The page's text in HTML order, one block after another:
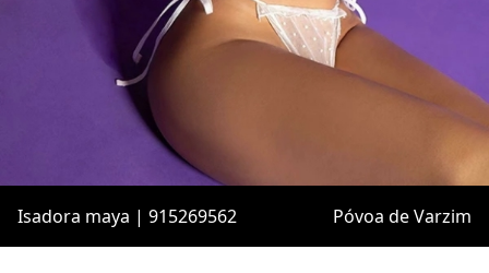
Isadora maya | 915269562 Póvoa de Varzim